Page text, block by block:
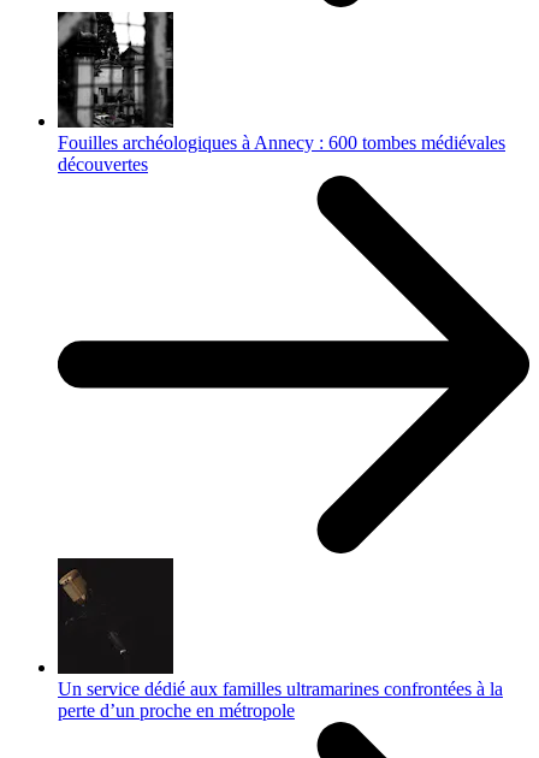
Fouilles archéologiques à Annecy : 600 tombes médiévales
découvertes
Un service dédié aux familles ultramarines confrontées à la
perte d’un proche en métropole